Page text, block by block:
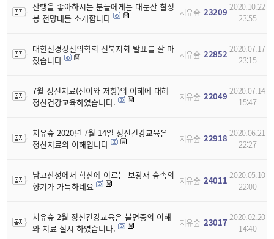
산행을 좋아하시는 분들에게는 대둔산 칠성
봉 전망대를 소개합니다
치유숲 23209 2020.10.22
23:55
대한신경정신의학회 전북지회 발표를 잘 마
쳤습니다
치유숲 22852 2020.07.17
23:15
7월 정신치료(전이와 저항)의 이해에 대해
정신건강교육하였습니다.
치유숲 22049 2020.07.14
15:47
치유숲 2020년 7월 14일 정신건강교육은
정신치료의 이해입니다
치유숲 22918 2020.06.21
22:27
남고산성에서 학산에 이르는 보광재 숲속의
향기가 가득하네요
치유숲 24011 2020.05.10
22:00
치유숲 2월 정신건강교육은 불면증의 이해
와 치료 실시 하였습니다.
치유숲 23017 2020.02.20
14:40